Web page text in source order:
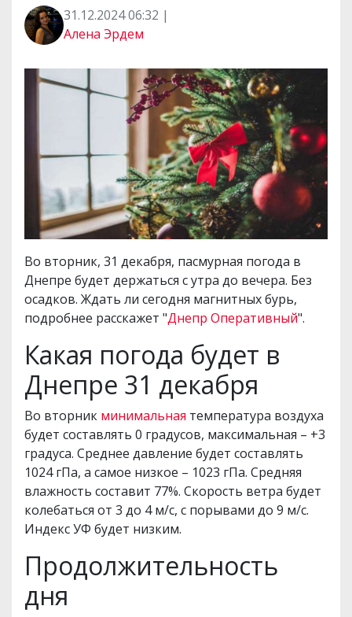
31.12.2024 06:32 |
Алена Эрдем
Во вторник, 31 декабря, пасмурная погода в
Днепре будет держаться с утра до вечера. Без
осадков. Ждать ли сегодня магнитных бурь,
подробнее расскажет "Днепр Оперативный".
Какая погода будет в
Днепре 31 декабря
Во вторник минимальная температура воздуха
будет составлять 0 градусов, максимальная – +3
градуса. Среднее давление будет составлять
1024 гПа, а самое низкое – 1023 гПа. Средняя
влажность составит 77%. Скорость ветра будет
колебаться от 3 до 4 м/с, с порывами до 9 м/с.
Индекс УФ будет низким.
Продолжительность
дня